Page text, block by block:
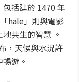
括建於 1470 年
hale」則與電影
共生的智慧 。
，天候與水況許
遊。